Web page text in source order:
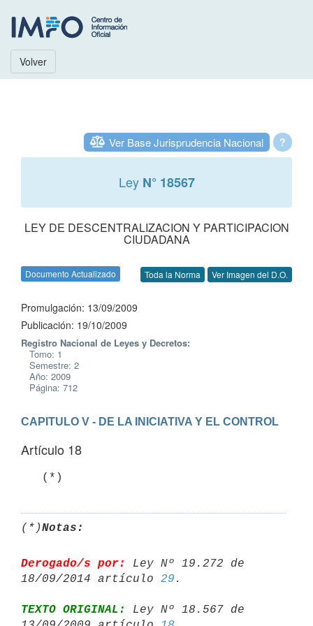
Volver
?
Ver Base Jurisprudencia Nacional
Ley N° 18567
LEY DE DESCENTRALIZACION Y PARTICIPACION
CIUDADANA
Documento Actualizado Toda la Norma Ver Imagen del D.O.
Promulgación: 13/09/2009
Publicación: 19/10/2009
Registro Nacional de Leyes y Decretos:
Tomo: 1
Semestre: 2
Año: 2009
Página: 712
CAPITULO V - DE LA INICIATIVA Y EL CONTROL
Artículo 18
   (*)
(*)Notas:
Derogado/s por:
Ley Nº 19.272 de
18/09/2014 artículo 29
TEXTO ORIGINAL:
Ley Nº 18.567 de